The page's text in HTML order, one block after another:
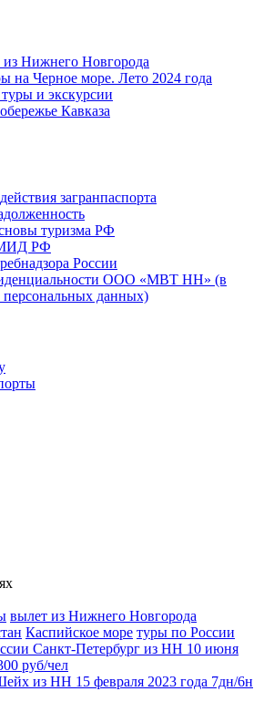
Нижнего Новгорода
на Черное море. Лето 2024 года
и экскурсии
Кавказа
загранпаспорта
туризма РФ
МИД РФ
России
ООО «МВТ НН» (в
персональных данных)
вылет из Нижнего Новгорода
Каспийское море туры по России
Санкт-Петербург из НН 10 июня
руб/чел
из НН 15 февраля 2023 года 7дн/6н